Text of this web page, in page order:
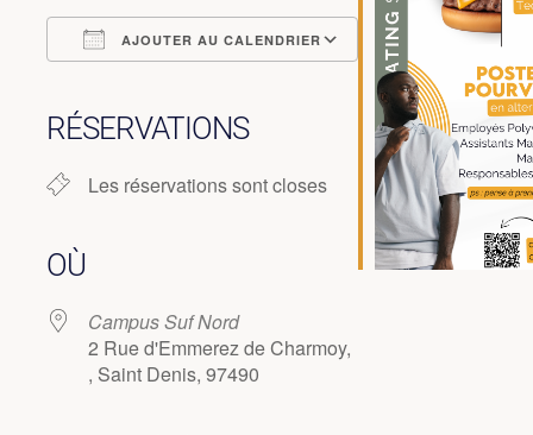
AJOUTER AU CALENDRIER
Outlook Live
RÉSERVATIONS
Les réservations sont closes
OÙ
Campus Suf Nord
2 Rue d'Emmerez de Charmoy,
, Saint Denis, 97490